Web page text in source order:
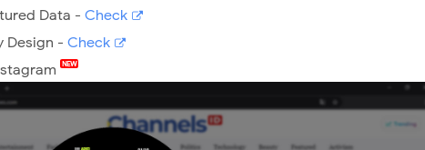
Data - Check
Design - Check